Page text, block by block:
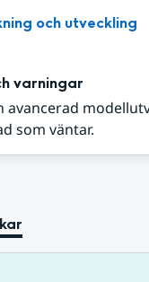
och utveckling
varningar
avancerad
som väntar.